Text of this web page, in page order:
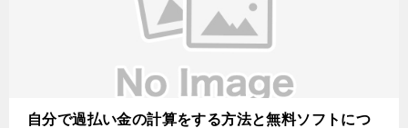
自分で過払い金の計算をする方法と無料ソフトにつ